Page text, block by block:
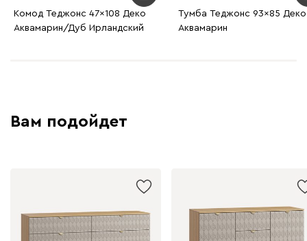
Комод Теджонс 47x108 Деко ​
Аквамарин/Дуб Ирландский
Тумба Теджонс 93x85 Деко
Аквамарин
Вам подойдет